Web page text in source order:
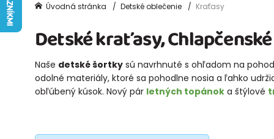
Úvodná stránka Detské oblečenie Kraťasy
Detské kraťasy, Chlapčenské
Naše detské šortky sú navrhnuté s ohľadom na
odolné materiály, ktoré sa pohodlne nosia a ľahko
obľúbený kúsok. Nový pár letných topánok a štýlové